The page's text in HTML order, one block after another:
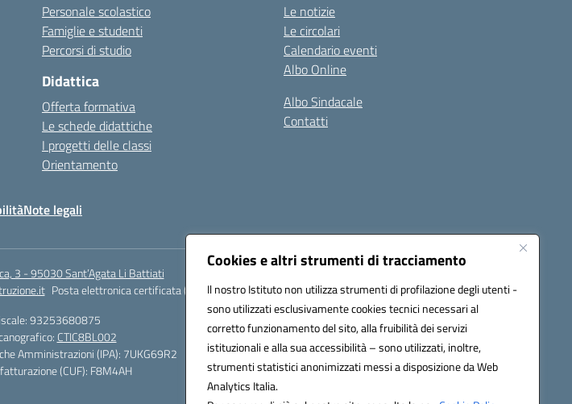
Cookies e altri strumenti di tracciamento
Il nostro Istituto non utilizza strumenti di profilazione degli utenti -
sono utilizzati esclusivamente cookies tecnici necessari al
corretto funzionamento del sito, alla fruibilità dei servizi
istituzionali e alla sua accessibilità – sono utilizzati, inoltre,
strumenti statistici anonimizzati messi a disposizione da Web
Analytics Italia.
Personale scolastico
Famiglie e studenti
Percorsi di studio
Didattica
Offerta formativa
Le schede didattiche
I progetti delle classi
Orientamento
Le notizie
Le circolari
Calendario eventi
Albo Online
Albo Sindacale
Contatti
Note legali
3 - 95030 Sant’Agata Li Battiati
Posta elettronica certificata (PEC):ctic8bl002@pec.istruzione.it
93253680875
CTIC8BL002
Amministrazioni (IPA): 7UKG69R2
(CUF): F8M4AH